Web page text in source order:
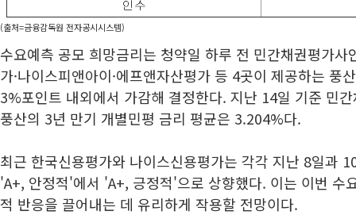
(출처=금융감독원 전자공시시스템)
수요예측 공모 희망금리는 청약일 하루 전 민간채권평가사
가·나이스피앤아이·에프앤자산평가 등 4곳이 제공하는 풍
3%포인트 내외에서 가감해 결정한다. 지난 14일 기준 민
풍산의 3년 만기 개별민평 금리 평균은 3.204%다.
최근 한국신용평가와 나이스신용평가는 각각 지난 8일과
'A+, 안정적'에서 'A+, 긍정적'으로 상향했다. 이는 이번 수
적 반응을 끌어내는 데 유리하게 작용할 전망이다.